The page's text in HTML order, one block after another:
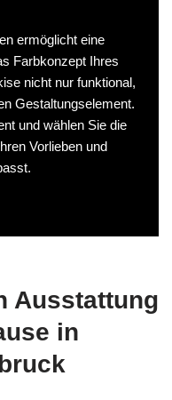
ermöglicht eine
Farbkonzept Ihres
nicht nur funktional,
Gestaltungselement.
und wählen Sie die
Vorlieben und
Ausstattung
in